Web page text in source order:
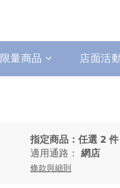
限量商品 店面活
指定商品：任選 2
適用通路： 網店
條款與細則